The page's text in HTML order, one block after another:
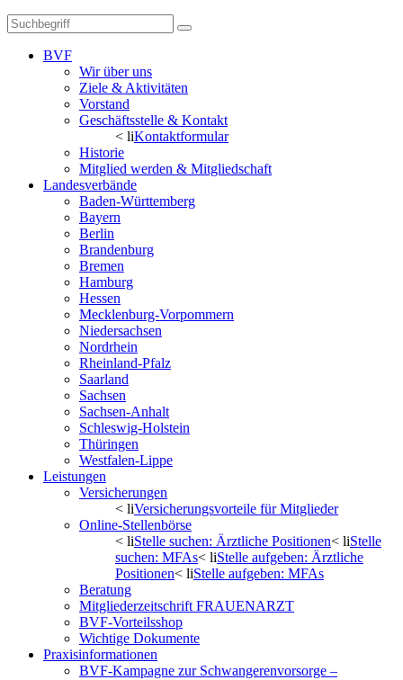
BVF
Wir über uns
Ziele & Aktivitäten
Vorstand
Geschäftsstelle & Kontakt
< liKontaktformular
Historie
Mitglied werden & Mitgliedschaft
Landesverbände
Baden-Württemberg
Bayern
Berlin
Brandenburg
Bremen
Hamburg
Hessen
Mecklenburg-Vorpommern
Niedersachsen
Nordrhein
Rheinland-Pfalz
Saarland
Sachsen
Sachsen-Anhalt
Schleswig-Holstein
Thüringen
Westfalen-Lippe
Leistungen
Versicherungen
< liVersicherungsvorteile für Mitglieder
Online-Stellenbörse
< liStelle suchen: Ärztliche Positionen< liStelle
suchen: MFAs< liStelle aufgeben: Ärztliche
Positionen< liStelle aufgeben: MFAs
Beratung
Mitgliederzeitschrift FRAUENARZT
BVF-Vorteilsshop
Wichtige Dokumente
Praxisinformationen
BVF-Kampagne zur Schwangerenvorsorge –